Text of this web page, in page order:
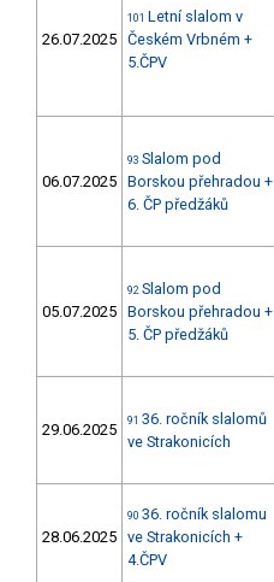
26.07.2025
101 Letní slalom v
Českém Vrbném +
5.ČPV
06.07.2025
93 Slalom pod
Borskou přehradou +
6. ČP předžáků
05.07.2025
92 Slalom pod
Borskou přehradou +
5. ČP předžáků
29.06.2025 91 36. ročník slalomů
ve Strakonicích
28.06.2025
90 36. ročník slalomu
ve Strakonicích +
4.ČPV